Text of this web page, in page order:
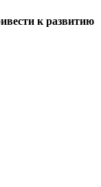
к развитию